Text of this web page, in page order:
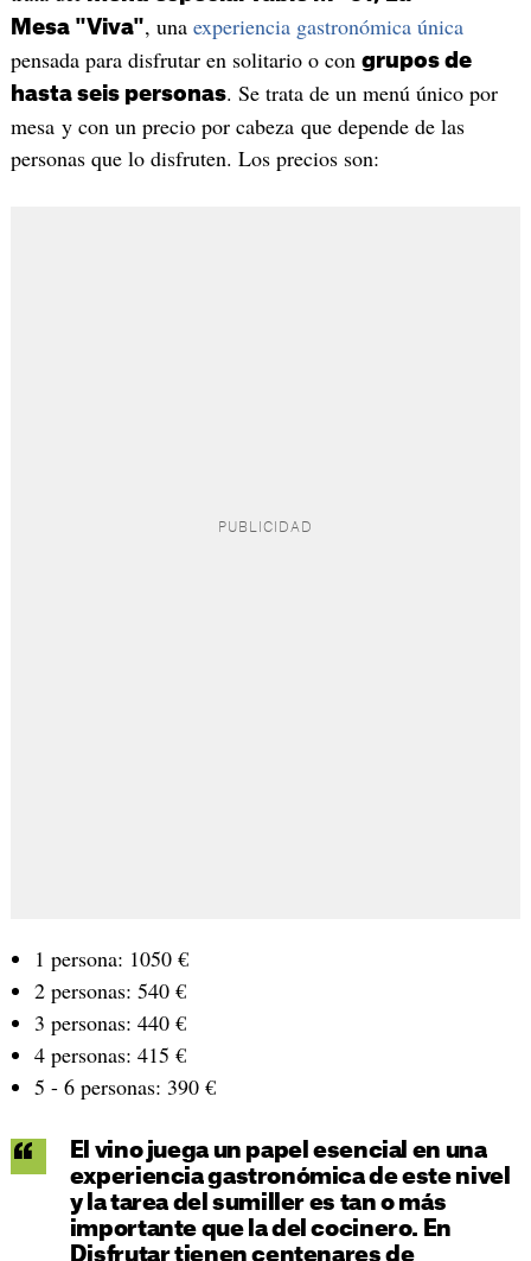
Mesa "Viva", una experiencia gastronómica única
pensada para disfrutar en solitario o con grupos de
hasta seis personas. Se trata de un menú único por
mesa y con un precio por cabeza que depende de las
personas que lo disfruten. Los precios son:
1 persona: 1050 €
2 personas: 540 €
3 personas: 440 €
4 personas: 415 €
5 - 6 personas: 390 €
El vino juega un papel esencial en una
experiencia gastronómica de este nivel
y la tarea del sumiller es tan o más
importante que la del cocinero. En
Disfrutar tienen centenares de